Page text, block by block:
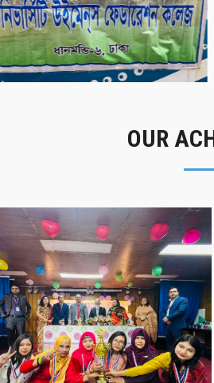
OUR
গৌরবের মুহূর্ত
গৌরবের মুহূর্ত